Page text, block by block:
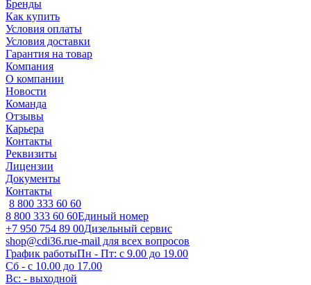
Бренды
Как купить
Условия оплаты
Условия доставки
Гарантия на товар
Компания
О компании
Новости
Команда
Отзывы
Карьера
Контакты
Реквизиты
Лицензии
Документы
Контакты
8 800 333 60 60
8 800 333 60 60Единый номер
+7 950 754 89 00Дизельный сервис
shop@cdi36.rue-mail для всех вопросов
График работыПн - Пт: с 9.00 до 19.00
Сб - с 10.00 до 17.00
Вс: - выходной